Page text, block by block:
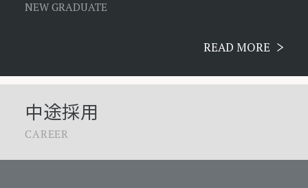
NEW GRADUATE
READ MORE
中途採用
CAREER